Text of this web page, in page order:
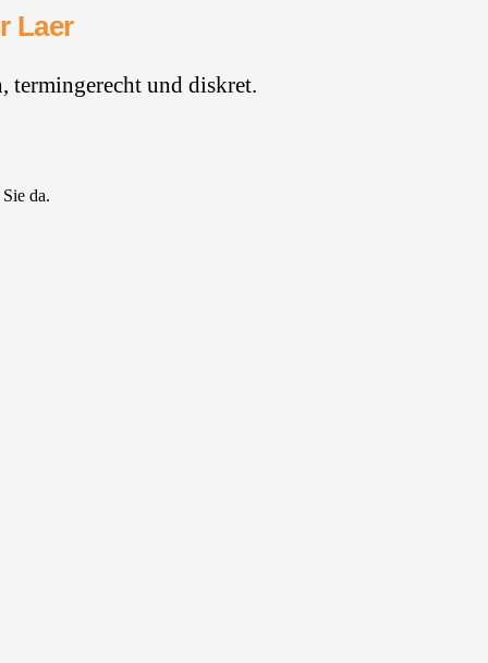
Laer
termingerecht und diskret.
da.